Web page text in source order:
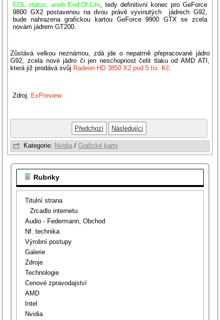
EOL status, aneb End-Of-Life , tedy definitivní konec pro GeForce
9800 GX2 postavenou na dvou právě vyvinutých jádrech G92,
bude nahrazena grafickou kartou GeForce 9900 GTX se zcela
novám jádrem GT200.
Zůstává velkou neznámou, zdá jde o nepatrně přepracované jádro
G92, zcela nové jádro či jen neschopnost čelit tlaku od AMD ATI,
která již prodává svůj Radeon HD 3850 X2 pod 5 tis. Kč
Zdroj: ExPreview
Předchozí Následující
Kategorie: Nvidia /Grafické karty
Rubriky
Titulní strana
Zrcadlo internetu
Audio - Federmann, Obchod
Nf. technika
Výrobní postupy
Galerie
Zdroje
Technologie
Cenové zpravodajství
AMD
Intel
Nvidia